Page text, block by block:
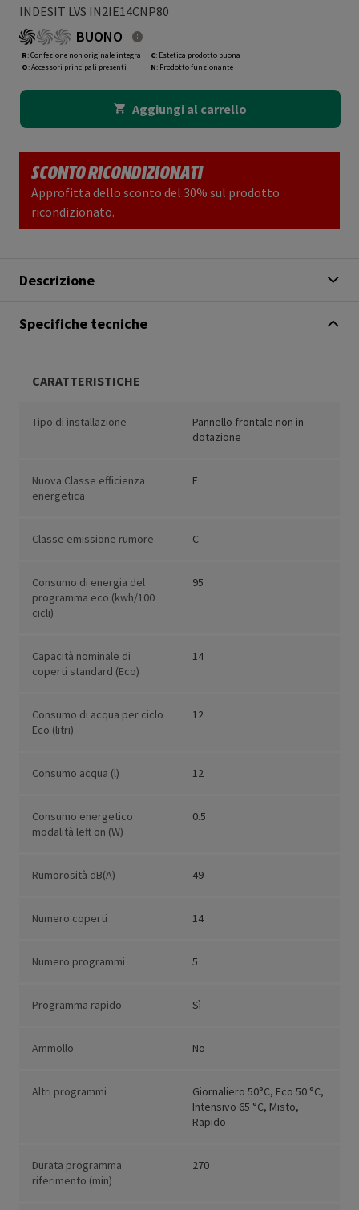
INDESIT LVS IN2IE14CNP80
BUONO
R: Confezione non originale integra
O: Accessori principali presenti
C: Estetica prodotto buona
N: Prodotto funzionante
Aggiungi al carrello
SCONTO RICONDIZIONATI
Approfitta dello sconto del 30% sul prodotto
ricondizionato.
Descrizione
Specifiche tecniche
CARATTERISTICHE
Tipo di installazione
Pannello frontale non in
dotazione
Nuova Classe efficienza
energetica
E
Classe emissione rumore C
Consumo di energia del
programma eco (kwh/100
cicli)
95
Capacità nominale di
coperti standard (Eco)
14
Consumo di acqua per ciclo
Eco (litri)
12
Consumo acqua (l) 12
Consumo energetico
modalità left on (W)
0.5
Rumorosità dB(A) 49
Numero coperti 14
Numero programmi 5
Programma rapido Sì
Ammollo No
Altri programmi
Giornaliero 50°C, Eco 50 °C,
Intensivo 65 °C, Misto,
Rapido
Durata programma
riferimento (min)
270